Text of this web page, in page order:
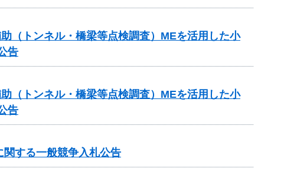
（トンネル・橋梁等点検調査）MEを活用した小
告
（トンネル・橋梁等点検調査）MEを活用した小
告
する一般競争入札公告